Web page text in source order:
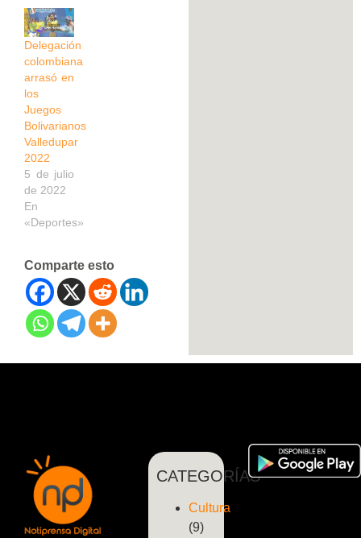
Delegación
colombiana
arrasó en
los
Juegos
Bolivarianos
Valledupar
2022
5 de julio
de 2022
En
«Deportes»
Comparte esto
CATEGORÍAS
Cultura
(9)